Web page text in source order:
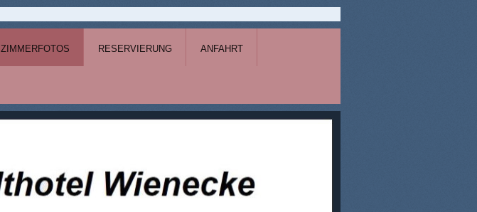
ZIMMERFOTOS RESERVIERUNG ANFAHRT